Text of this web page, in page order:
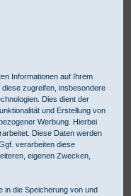
Laborgefäße
Informationen auf Ihrem
zugreifen, insbesondere
Dies dient der
und Erstellung von
Werbung. Hierbei
Diese Daten werden
verarbeiten diese
eigenen Zwecken,
in die Speicherung von und